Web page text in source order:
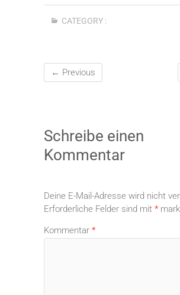
CATEGORY :
← Previous
Schreibe einen
Kommentar
Deine E-Mail-Adresse wird nicht
Erforderliche Felder sind mit *
Kommentar *